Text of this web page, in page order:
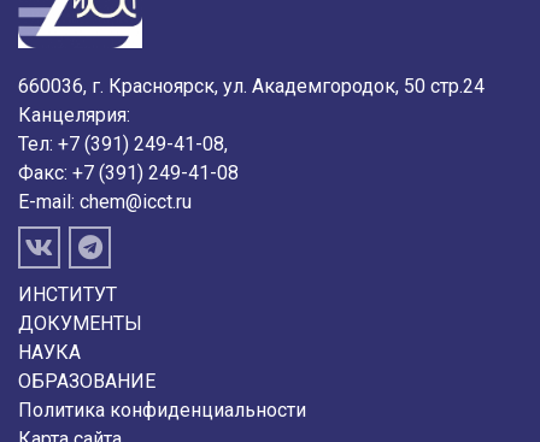
660036, г. Красноярск, ул. Академгородок, 50 стр.24
Канцелярия:
Тел: +7 (391) 249-41-08,
Факс: +7 (391) 249-41-08
E-mail: chem@icct.ru
ИНСТИТУТ
ДОКУМЕНТЫ
НАУКА
ОБРАЗОВАНИЕ
Политика конфиденциальности